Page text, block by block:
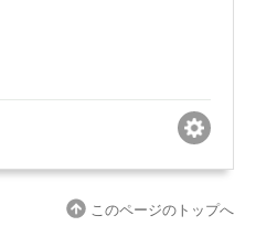
このページのトップへ